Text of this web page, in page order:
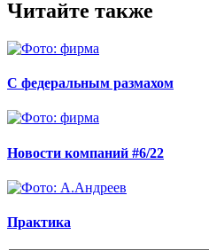
Читайте также
С федеральным размахом
Новости компаний #6/22
Практика